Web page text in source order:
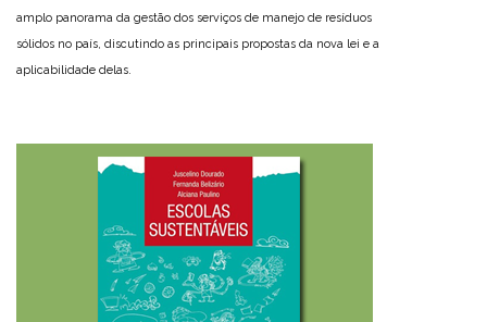
amplo panorama da gestão dos serviços de manejo de resíduos
sólidos no país, discutindo as principais propostas da nova lei e a
aplicabilidade delas.